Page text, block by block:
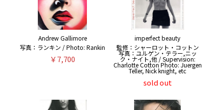
Andrew Gallimore
写真：ランキン / Photo: Rankin
￥7,700
imperfect beauty
監修：シャーロット・コットン
写真：ユルゲン・テラー,ニッ
ク・ナイト,他 / Supervision:
Charlotte Cotton Photo: Juergen
Teller, Nick knight, etc
sold out